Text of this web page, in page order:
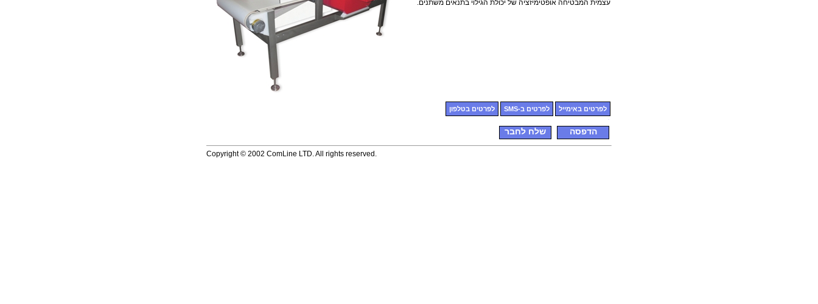
עצמית המבטיחה אופטימיזציה של יכולת הגילוי בתנאים משתנים.
לפרטים באימייל לפרטים ב-SMS לפרטים בטלפון
הדפסה שלח לחבר
Copyright © 2002 ComLine LTD. All rights reserved.